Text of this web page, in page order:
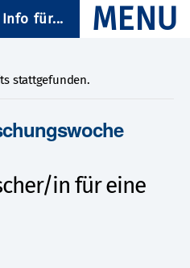
Info für...
stattgefunden.
in für eine